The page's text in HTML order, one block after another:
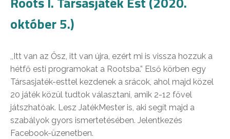
október 5.)
,,Itt van az Ősz, itt van újra, ezért mi is vissza hozzuk a
hétfő esti programokat a Rootsba.” Első körben egy
Társasjaték-esttel kezdenek a srácok, ahol majd közel
20 játék közül tudtok választani, amik 2-12 fővel
játszhatóak. Lesz JatékMester is, aki segít majd a
szabályok gyors ismertetésében. Jelentkezés
Facebook-üzenetben.